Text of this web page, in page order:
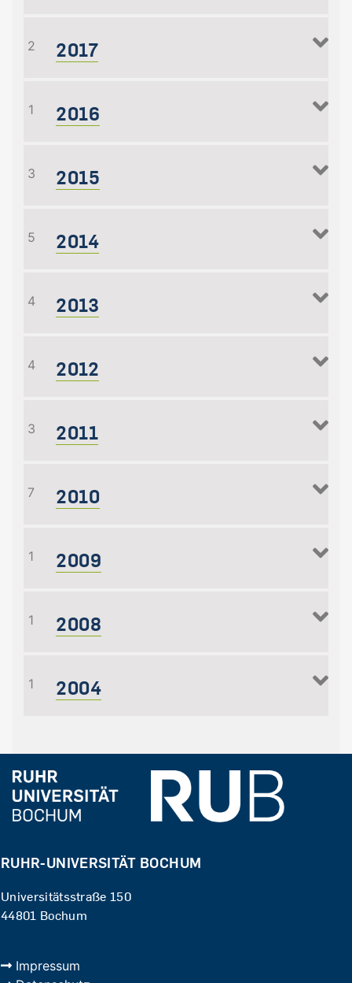
2 2017
1 2016
3 2015
5 2014
4 2013
4 2012
3 2011
7 2010
1 2009
1 2008
1 2004
RUHR-UNIVERSITÄT BOCHUM
Universitätsstraße 150
44801 Bochum
Impressum